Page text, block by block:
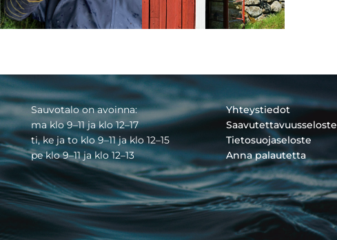
Sauvotalo on avoinna:
ma klo 9–11 ja klo 12–17
ti, ke ja to klo 9–11 ja klo 12–15
pe klo 9–11 ja klo 12–13
Yhteystiedot
Saavutettavuusseloste
Tietosuojaseloste
Anna palautetta